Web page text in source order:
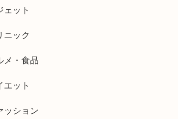
ェット
ニック
メ・食品
エット
ッション